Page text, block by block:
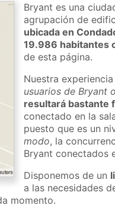
Bryant es una
agrupación de
ubicada en
19.986 habitantes
de esta página.
Nuestra
usuarios de Bryant
resultará bastante
conectado en la
puesto que es un
modo, la
Bryant conectados
Disponemos de un
a las necesidades
momento.